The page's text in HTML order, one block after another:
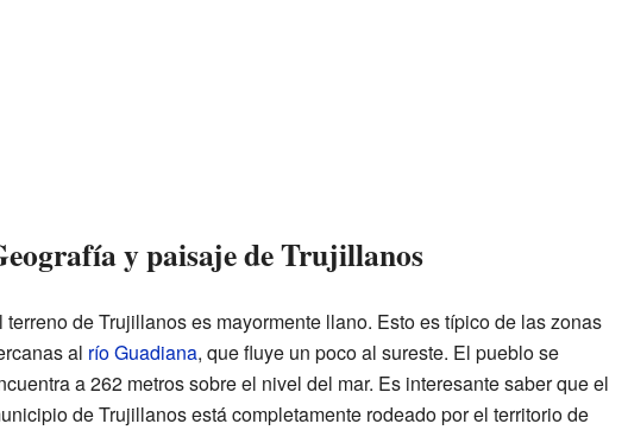
y paisaje de Trujillanos
terreno de Trujillanos es mayormente llano. Esto es típico de las zonas
al río Guadiana, que fluye un poco al sureste. El pueblo se
a 262 metros sobre el nivel del mar. Es interesante saber que el
de Trujillanos está completamente rodeado por el territorio de